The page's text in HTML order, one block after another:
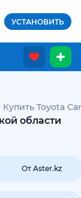
УСТАНОВИТЬ
Купить Toyota
области
От Aster.kz